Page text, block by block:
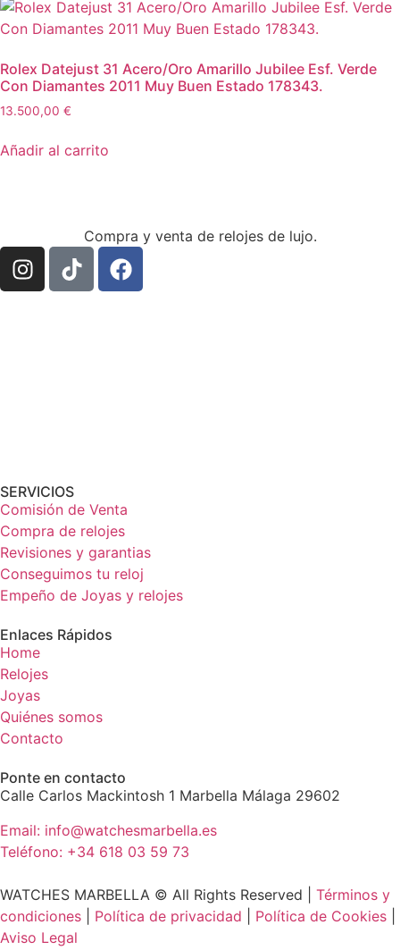
Rolex Datejust 31 Acero/Oro Amarillo Jubilee Esf. Verde
Con Diamantes 2011 Muy Buen Estado 178343.
13.500,00 €
Añadir al carrito
Compra y venta de relojes de lujo.
SERVICIOS
Comisión de Venta
Compra de relojes
Revisiones y garantias
Conseguimos tu reloj
Empeño de Joyas y relojes
Enlaces Rápidos
Home
Relojes
Joyas
Quiénes somos
Contacto
Ponte en contacto
Calle Carlos Mackintosh 1 Marbella Málaga 29602
Email: info@watchesmarbella.es
Teléfono: +34 618 03 59 73
WATCHES MARBELLA © All Rights Reserved ​| Términos y
condiciones
Política de privacidad Política de Cookies
Aviso Legal